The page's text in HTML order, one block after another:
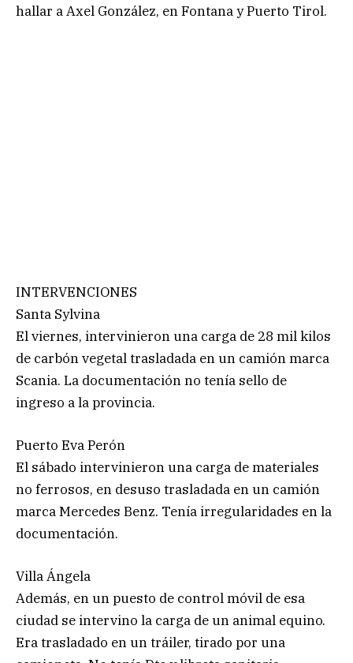
hallar a Axel González, en Fontana y Puerto Tirol.
INTERVENCIONES
Santa Sylvina
El viernes, intervinieron una carga de 28 mil kilos
de carbón vegetal trasladada en un camión marca
Scania. La documentación no tenía sello de
ingreso a la provincia.
Puerto Eva Perón
El sábado intervinieron una carga de materiales
no ferrosos, en desuso trasladada en un camión
marca Mercedes Benz. Tenía irregularidades en la
documentación.
Villa Ángela
Además, en un puesto de control móvil de esa
ciudad se intervino la carga de un animal equino.
Era trasladado en un tráiler, tirado por una